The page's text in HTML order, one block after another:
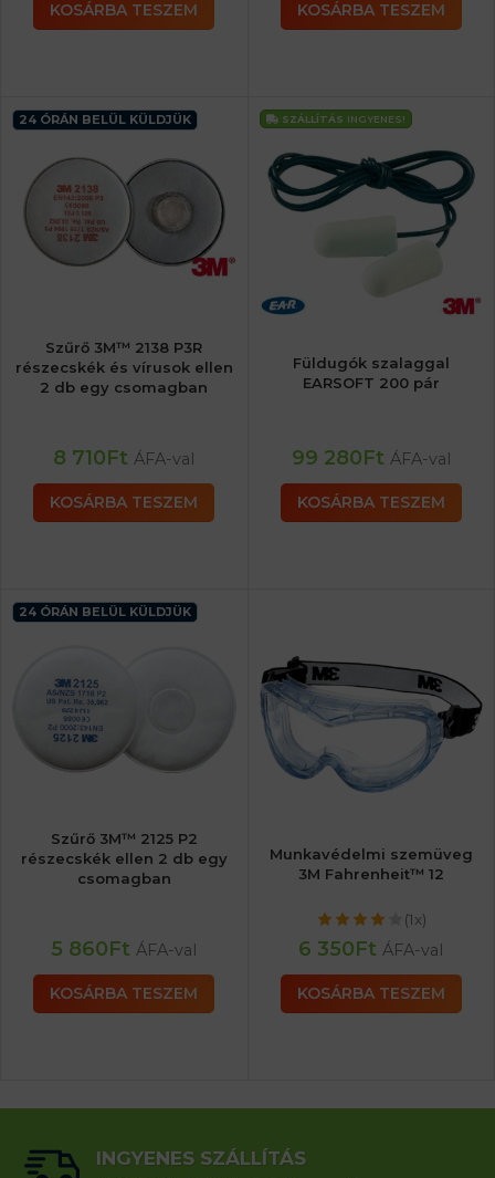
KOSÁRBA TESZEM KOSÁRBA TESZEM
24 ÓRÁN BELÜL KÜLDJÜK
Szűrő 3M™ 2138 P3R
részecskék és vírusok ellen
2 db egy csomagban
8 710Ft ÁFA-val
KOSÁRBA TESZEM
SZÁLLÍTÁS INGYENES!
Füldugók szalaggal
EARSOFT 200 pár
99 280Ft ÁFA-val
KOSÁRBA TESZEM
24 ÓRÁN BELÜL KÜLDJÜK
Szűrő 3M™ 2125 P2
részecskék ellen 2 db egy
csomagban
5 860Ft ÁFA-val
KOSÁRBA TESZEM
Munkavédelmi szemüveg
3M Fahrenheit™ 12
(1x)
6 350Ft ÁFA-val
KOSÁRBA TESZEM
INGYENES SZÁLLÍTÁS